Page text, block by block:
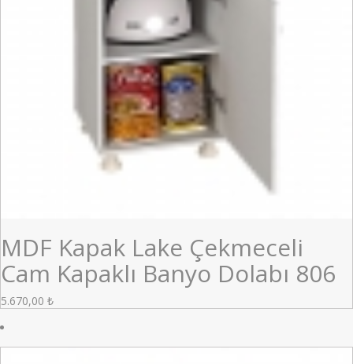
MDF Kapak Lake Çekmeceli
Cam Kapaklı Banyo Dolabı 806
5.670,00 ₺